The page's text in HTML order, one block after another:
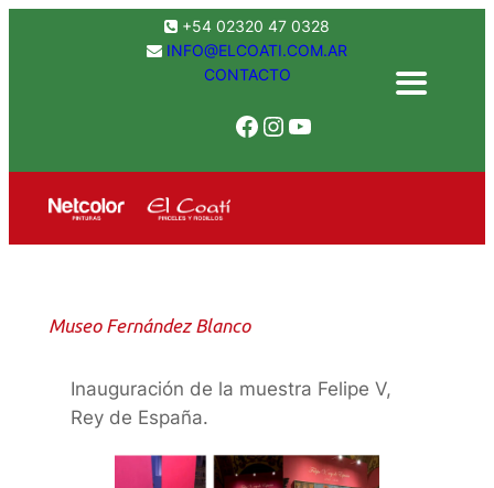
+54 02320 47 0328
INFO@ELCOATI.COM.AR
CONTACTO
Facebook Instagram YouTube
Museo Fernández Blanco
Inauguración de la muestra Felipe V,
Rey de España.